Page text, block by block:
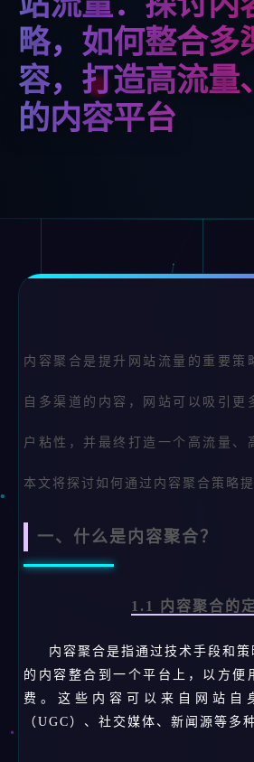
略，如何整合多
容，打造高流量
的内容平台
内容聚合是提升网站流量的重要策
自多渠道的内容，网站可以吸引更
户粘性，并最终打造一个高流量、
本文将探讨如何通过内容聚合策略
一、什么是内容聚合？
1.1 内容聚合的
内容聚合是指通过技术手段和
的内容整合到一个平台上，以方便
费。这些内容可以来自网站自
（UGC）、社交媒体、新闻源等多